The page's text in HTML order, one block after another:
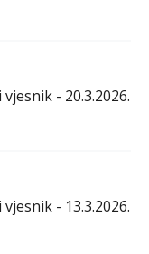
- 20.3.2026.
- 13.3.2026.